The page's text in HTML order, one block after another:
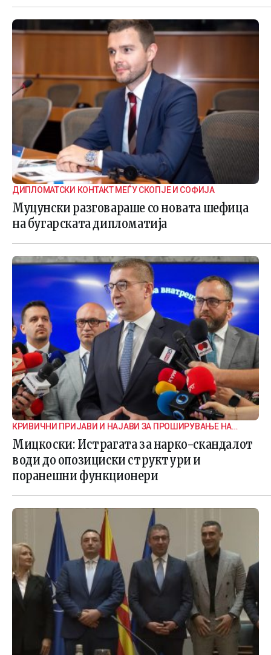
ДИПЛОМАТСКИ КОНТАКТ МЕЃУ СКОПЈЕ И СОФИЈА
Муцунски разговараше со новата шефица
на бугарската дипломатија
КРИВИЧНИ ПРИЈАВИ И НАЈАВИ ЗА ПРОШИРУВАЊЕ НА
ИСТРАГАТА
Мицкоски: Истрагата за нарко-скандалот
води до опозициски структури и
поранешни функционери